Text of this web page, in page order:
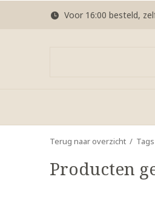
Voor 16:00 besteld,
Terug naar overzicht Tags
Producten